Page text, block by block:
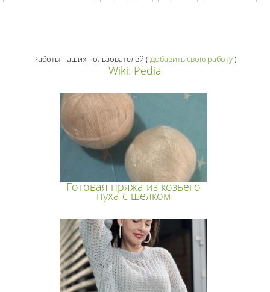
Работы наших пользователей ( Добавить свою работу)
Wiki: Pedia
Готовая пряжа из козьего
пуха с шелком